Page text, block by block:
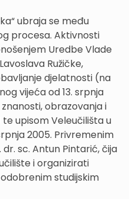
ubraja se među
procesa. Aktivnosti
Uredbe Vlade
Ružičke,
djelatnosti (na
vijeća od 13. srpnja
obrazovanja i
upisom Veleučilišta u
2005. Privremenim
sc. Antun Pintarić, čija
i organizirati
studijskim